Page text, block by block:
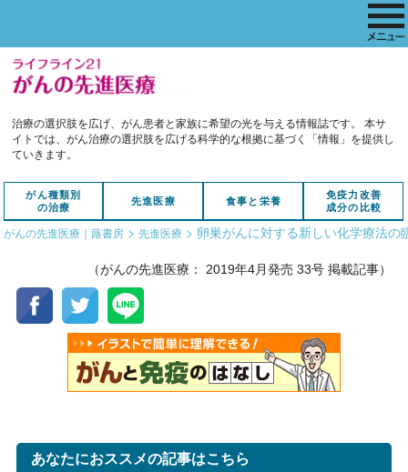
治療の選択肢を広げ、がん患者と家族に希望の光を与える情報誌です。
本サ
イトでは、がん治療の選択肢を広げる科学的な根拠に基づく「情報」を提供し
ていきます。
がん種類別
の治療
先進医療 食事と栄養
免疫力改善
成分の比較
がんの先進医療｜蕗書房 > 先進医療 > 卵巣がんに対する新しい化学療法の
（がんの先進医療： 2019年4月発売 33号 掲載記事）
あなたにおススメの記事はこちら